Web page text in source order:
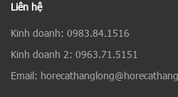
Liên hệ
Kinh doanh: 0983.84.1516
Kinh doanh 2: 0963.71.5151
Email: